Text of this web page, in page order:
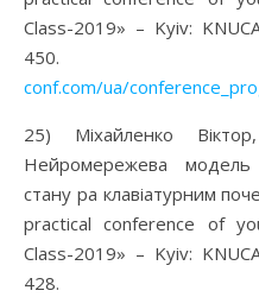
Class-2019» – Kyiv:
conf.com/ua/
25) Міхайленко
Нейромережева модель
стану pа клавіатурним
practical conference of
Class-2019» – Kyiv: